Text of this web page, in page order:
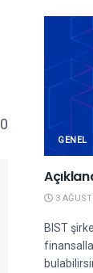
0
GENEL
3
BIST